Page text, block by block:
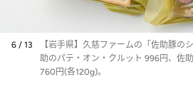
6 / 13
【岩手県】久慈ファームの「佐助豚の
助のパテ・オン・クルット 996円、佐
760円(各120g)。